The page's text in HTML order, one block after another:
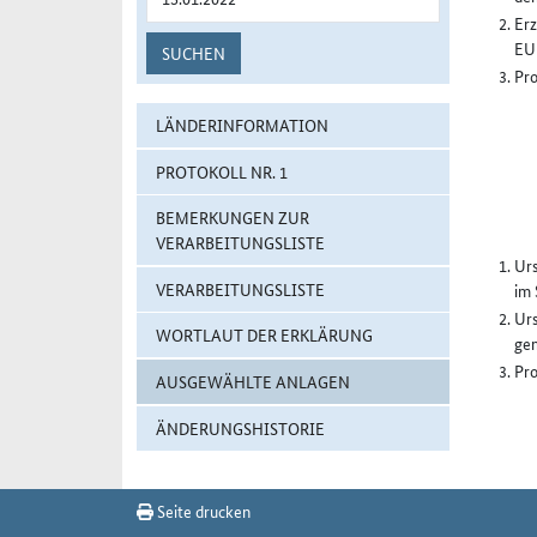
SUCHEN
LÄNDERINFORMATION
PROTOKOLL NR. 1
BEMERKUNGEN ZUR
VERARBEITUNGSLISTE
VERARBEITUNGSLISTE
WORTLAUT DER ERKLÄRUNG
AUSGEWÄHLTE ANLAGEN
ÄNDERUNGSHISTORIE
im
Seite drucken